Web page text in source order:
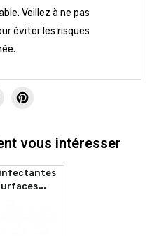
Veillez à ne pas
éviter les risques
vous intéresser